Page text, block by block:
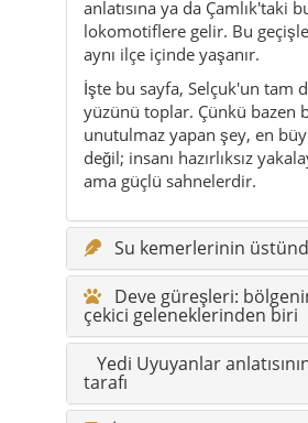
anlatısına ya da Çamlık'taki
lokomotiflere gelir. Bu
aynı ilçe içinde yaşanır.
İşte bu sayfa, Selçuk'un tam
yüzünü toplar. Çünkü bazen
unutulmaz yapan şey, en
değil; insanı hazırlıksız
ama güçlü sahnelerdir.
Su kemerlerinin
Deve güreşleri:
çekici geleneklerinden biri
Yedi Uyuyanlar
tarafı